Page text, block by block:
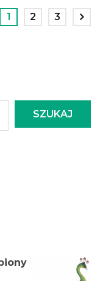
1 2 3
SZUKAJ